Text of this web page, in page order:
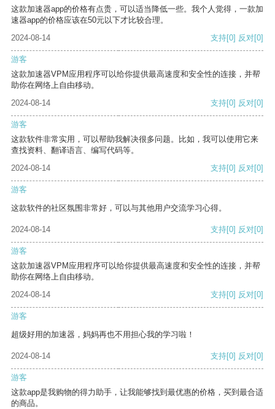
这款加速器app的价格有点贵，可以适当降低一些。我个人觉得，一款加
速器app的价格应该在50元以下才比较合理。
2024-08-14
支持[0] 反对[0]
游客
这款加速器VPM应用程序可以给你提供最高速度和安全性的连接，并帮
助你在网络上自由移动。
2024-08-14
支持[0] 反对[0]
游客
这款软件非常实用，可以帮助我解决很多问题。比如，我可以使用它来
查找资料、翻译语言、编写代码等。
2024-08-14
支持[0] 反对[0]
游客
这款软件的社区氛围非常好，可以与其他用户交流学习心得。
2024-08-14 支持[0] 反对[0]
游客
这款加速器VPM应用程序可以给你提供最高速度和安全性的连接，并帮
助你在网络上自由移动。
2024-08-14
支持[0] 反对[0]
游客
超级好用的加速器，妈妈再也不用担心我的学习啦！
2024-08-14 支持[0] 反对[0]
游客
这款app是我购物的得力助手，让我能够找到最优惠的价格，买到最合适
的商品。